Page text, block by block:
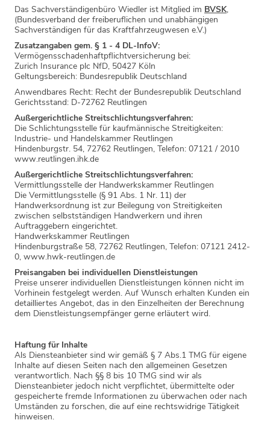
Das Sachverständigenbüro Wiedler ist Mitglied im BVSK,
(Bundesverband der freiberuflichen und unabhängigen
Sachverständigen für das Kraftfahrzeugwesen e.V.)
Zusatzangaben gem. § 1 - 4 DL-InfoV:
Vermögensschadenhaftpflichtversicherung bei:
Zurich Insurance plc NfD, 50427 Köln
Geltungsbereich: Bundesrepublik Deutschland
Anwendbares Recht: Recht der Bundesrepublik Deutschland
Gerichtsstand: D-72762 Reutlingen
Außergerichtliche Streitschlichtungsverfahren:
Die Schlichtungsstelle für kaufmännische Streitigkeiten:
Industrie- und Handelskammer Reutlingen
Hindenburgstr. 54, 72762 Reutlingen, Telefon: 07121 / 2010
www.reutlingen.ihk.de
Außergerichtliche Streitschlichtungsverfahren:
Vermittlungsstelle der Handwerkskammer Reutlingen
Die Vermittlungsstelle (§ 91 Abs. 1 Nr. 11) der
Handwerksordnung ist zur Beilegung von Streitigkeiten
zwischen selbstständigen Handwerkern und ihren
Auftraggebern eingerichtet.
Handwerkskammer Reutlingen
Hindenburgstraße 58, 72762 Reutlingen, Telefon: 07121 2412-
0, www.hwk-reutlingen.de
Preisangaben bei individuellen Dienstleistungen
Preise unserer individuellen Dienstleistungen können nicht im
Vorhinein festgelegt werden. Auf Wunsch erhalten Kunden ein
detailliertes Angebot, das in den Einzelheiten der Berechnung
dem Dienstleistungsempfänger gerne erläutert wird.
Haftung für Inhalte
Als Diensteanbieter sind wir gemäß § 7 Abs.1 TMG für eigene
Inhalte auf diesen Seiten nach den allgemeinen Gesetzen
verantwortlich. Nach §§ 8 bis 10 TMG sind wir als
Diensteanbieter jedoch nicht verpflichtet, übermittelte oder
gespeicherte fremde Informationen zu überwachen oder nach
Umständen zu forschen, die auf eine rechtswidrige Tätigkeit
hinweisen.